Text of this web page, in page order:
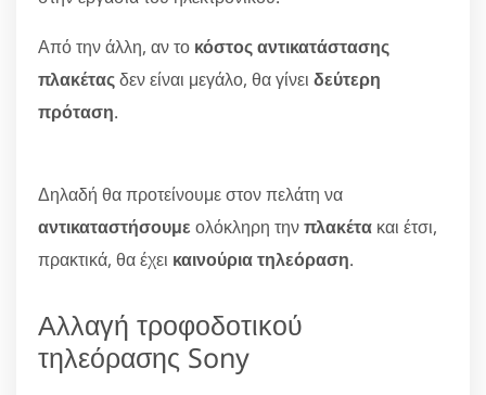
Από την άλλη, αν το κόστος αντικατάστασης
πλακέταςδεν είναι μεγάλο, θα γίνει δεύτερη
πρόταση.
Δηλαδή θα προτείνουμε στον πελάτη να
αντικαταστήσουμε ολόκληρη τηνπλακέτα και έτσι,
πρακτικά, θα έχει καινούρια τηλεόραση.
Αλλαγή τροφοδοτικού
τηλεόρασης Sony